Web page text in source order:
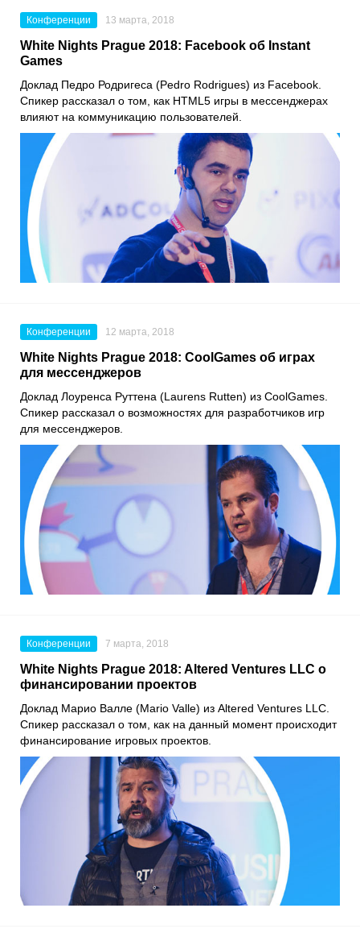
Конференции 13 марта, 2018
White Nights Prague 2018: Facebook об Instant
Games
Доклад Педро Родригеса (Pedro Rodrigues) из Facebook.
Спикер рассказал о том, как HTML5 игры в мессенджерах
влияют на коммуникацию пользователей.
Конференции 12 марта, 2018
White Nights Prague 2018: CoolGames об играх
для мессенджеров
Доклад Лоуренса Руттена (Laurens Rutten) из CoolGames.
Спикер рассказал о возможностях для разработчиков игр
для мессенджеров.
Конференции 7 марта, 2018
White Nights Prague 2018: Altered Ventures LLC о
финансировании проектов
Доклад Марио Валле (Mario Valle) из Altered Ventures LLC.
Спикер рассказал о том, как на данный момент происходит
финансирование игровых проектов.